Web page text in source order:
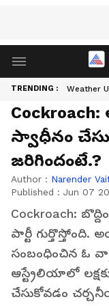
TRENDING : Weather
Cockroach:
స్వాధీనం
జ‌రిగిందంటే.?
Author : Narender
Published : Jun 07
Cockroach:
పార్టీ
సంబంధించిన ఓ
ఆస్ట్రేలియాలో
చేసుకోవ‌డం